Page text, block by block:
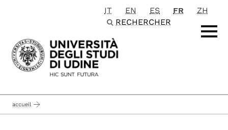
Passa al contenuto principale
IT EN ES FR
ZH
RECHERCHER
accueil